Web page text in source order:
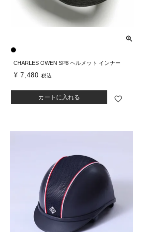
CHARLES OWEN SP8 ヘルメット インナー
¥ 7,480 税込
カートに入れる